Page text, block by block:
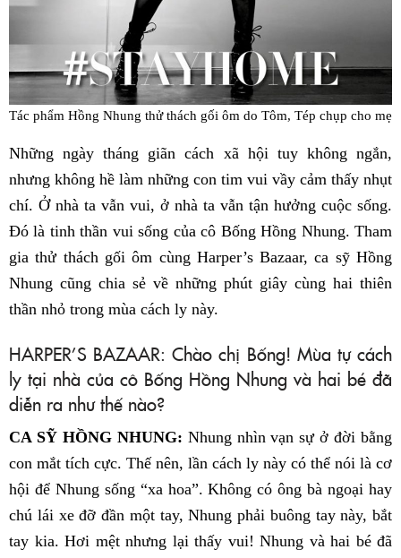
Tác phẩm Hồng Nhung thử thách gối ôm do Tôm, Tép chụp cho mẹ
Những ngày tháng giãn cách xã hội tuy không ngắn,
nhưng không hề làm những con tim vui vầy cảm thấy nhụt
chí. Ở nhà ta vẫn vui, ở nhà ta vẫn tận hưởng cuộc sống.
Đó là tinh thần vui sống của cô Bống Hồng Nhung. Tham
gia thử thách gối ôm cùng Harper’s Bazaar, ca sỹ Hồng
Nhung cũng chia sẻ về những phút giây cùng hai thiên
thần nhỏ trong mùa cách ly này.
HARPER’S BAZAAR: Chào chị Bống! Mùa tự cách
ly tại nhà của cô Bống Hồng Nhung và hai bé đã
diễn ra như thế nào?
CA SỸ HỒNG NHUNG: Nhung nhìn vạn sự ở đời bằng
con mắt tích cực. Thế nên, lần cách ly này có thể nói là cơ
hội để Nhung sống “xa hoa”. Không có ông bà ngoại hay
chú lái xe đỡ đần một tay, Nhung phải buông tay này, bắt
tay kia. Hơi mệt nhưng lại thấy vui! Nhung và hai bé đã